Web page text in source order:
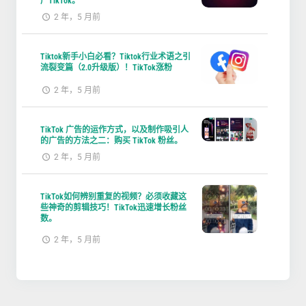
2 年，5 月前
Tiktok新手小白必看？Tiktok行业术语之引
流裂变篇（2.0升级版）！TikTok涨粉
2 年，5 月前
TikTok 广告的运作方式，以及制作吸引人
的广告的方法之二：购买 TikTok 粉丝。
2 年，5 月前
TikTok如何辨别重复的视频？必须收藏这
些神奇的剪辑技巧！TikTok迅速增长粉丝
数。
2 年，5 月前